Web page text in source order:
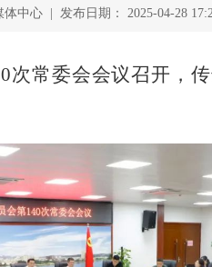
体中心 | 发布日期： 2025-04-28
常委会会议召开，